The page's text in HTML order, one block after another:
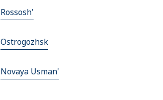
Rossosh'
Ostrogozhsk
Novaya Usman'